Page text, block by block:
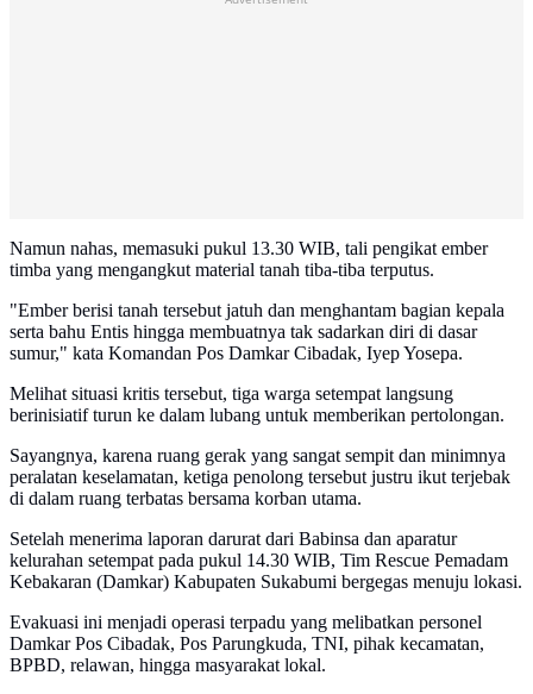
Namun nahas, memasuki pukul 13.30 WIB, tali pengikat ember
timba yang mengangkut material tanah tiba-tiba terputus.
"Ember berisi tanah tersebut jatuh dan menghantam bagian kepala
serta bahu Entis hingga membuatnya tak sadarkan diri di dasar
sumur," kata Komandan Pos Damkar Cibadak, Iyep Yosepa.
Melihat situasi kritis tersebut, tiga warga setempat langsung
berinisiatif turun ke dalam lubang untuk memberikan pertolongan.
Sayangnya, karena ruang gerak yang sangat sempit dan minimnya
peralatan keselamatan, ketiga penolong tersebut justru ikut terjebak
di dalam ruang terbatas bersama korban utama.
Setelah menerima laporan darurat dari Babinsa dan aparatur
kelurahan setempat pada pukul 14.30 WIB, Tim Rescue Pemadam
Kebakaran (Damkar) Kabupaten Sukabumi bergegas menuju lokasi.
Evakuasi ini menjadi operasi terpadu yang melibatkan personel
Damkar Pos Cibadak, Pos Parungkuda, TNI, pihak kecamatan,
BPBD, relawan, hingga masyarakat lokal.